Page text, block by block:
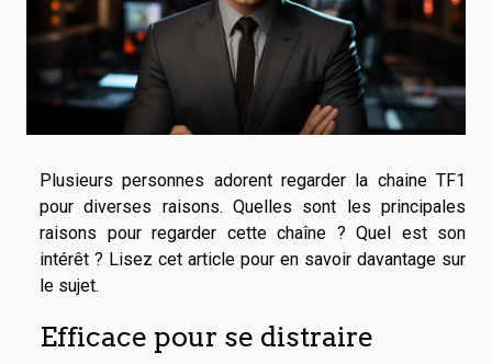
Plusieurs personnes adorent regarder la chaine TF1
pour diverses raisons. Quelles sont les principales
raisons pour regarder cette chaîne ? Quel est son
intérêt ? Lisez cet article pour en savoir davantage sur
le sujet.
Efficace pour se distraire